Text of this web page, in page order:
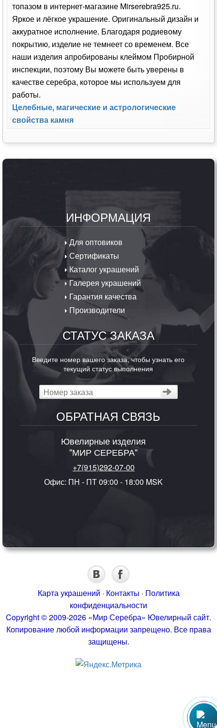
топазом в интернет-магазине Mirserebra925.ru.
Яркое и лёгкое украшение. Оригинальный дизайн и
аккуратное исполнение. Благодаря родиевому
покрытию, изделие не темнеет со временем. Все
наши изделия апробированы клеймом Пробирной
инспекции, поэтому Вы можете быть уверены в
качестве серебра, которое мы используем для
работы.
Целебные, магические и астрологические
свойства камня
ИНФОРМАЦИЯ
Для оптовиков
Сертификаты
Каталог украшений
Галерея украшений
Гарантия качества
Производители
СТАТУС ЗАКАЗА
Введите номер вашего заказа, чтобы узнать его
текущий статус выполнения
ОБРАТНАЯ СВЯЗЬ
Ювелирные изделия
"МИР СЕРЕБРА"
+7(915)292-07-00
Офис: ПН - ПТ 09:00 - 18:00 MSK
Карта украшений · Контакты · Политика
конфиденциальности
Copyright © 2009-2026 «Мир Серебра» Ювелирный сайт.
Копирование любой информации запрещено. Все права
защищены.